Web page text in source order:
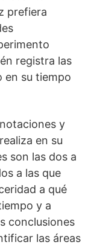
prefiera
registra las
en su tiempo
y
en su
son las dos a
a las que
a qué
y a
conclusiones
las áreas